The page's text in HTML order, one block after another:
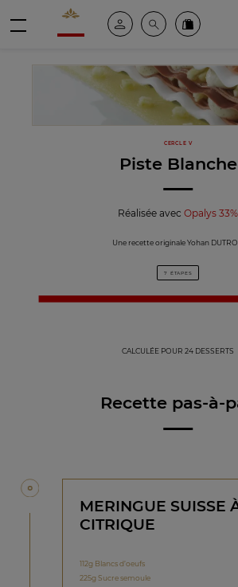
Valrhona - Imaginons le meilleur du chocolat
Espace clientRecherche
CERCLE V
Piste Blanche
Réalisée avecOpalys 33%
Une recette originale Yohan
7 ÉTAPES
CALCULÉE POUR 24 DESSERTS
Recette pas-à-
MERINGUE SUISSE
CITRIQUE
112g Blancs d’oeufs
225g Sucre semoule